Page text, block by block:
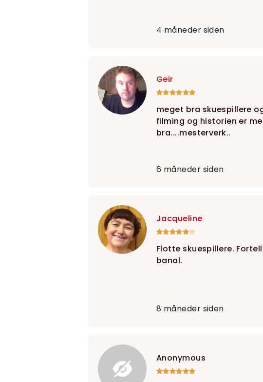
4 måneder siden
Geir
meget bra skuespillere
filming og historien er
bra....mesterverk..
6 måneder siden
Jacqueline
Flotte skuespillere.
banal.
8 måneder siden
Anonymous